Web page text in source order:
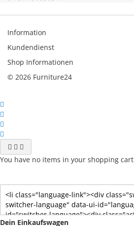
Information
Kundendienst
Shop Informationen
© 2026 Furniture24
You have no items in your shopping cart
Dein Einkaufswagen